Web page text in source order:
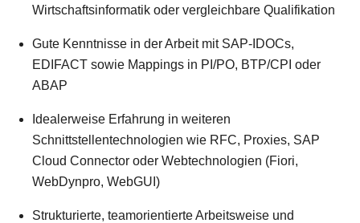
Wirtschaftsinformatik oder vergleichbare Qualifikation
Gute Kenntnisse in der Arbeit mit SAP-IDOCs,
EDIFACT sowie Mappings in PI/PO, BTP/CPI oder
ABAP
Idealerweise Erfahrung in weiteren
Schnittstellentechnologien wie RFC, Proxies, SAP
Cloud Connector oder Webtechnologien (Fiori,
WebDynpro, WebGUI)
Strukturierte, teamorientierte Arbeitsweise und